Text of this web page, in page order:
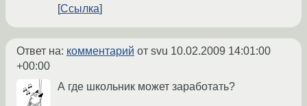
Ссылка
Ответ на: комментарий от svu 10.02.2009 14:01:00
+00:00
А где школьник может заработать?